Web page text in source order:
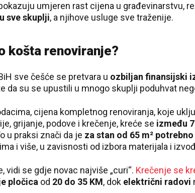
umjeren rast cijena u građevinarstvu,
sve skuplji, a njihove usluge sve traženije.
košta renoviranje?
sve češće se pretvara u ozbiljan finansijski
da su se upustili u mnogo skuplji poduhvat
cijena kompletnog renoviranja, koje
grijanje, podove i krečenje, kreće se između
u praksi znači da je za stan od 65 m²
i više, u zavisnosti od izbora materijala i
vidi se gdje novac najviše „curi“. Krečenje se
pločica od 20 do 35 KM, dok električni radovi